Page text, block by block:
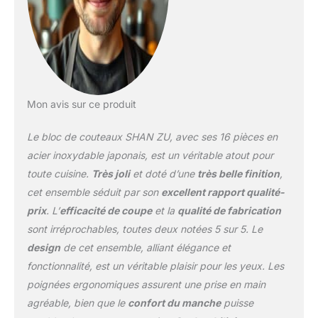
couteaux et bloc de bois
amovible. Couteau à
steak amovible : différent
du bloc de couteaux
couteaux en bois
section de bloc de
couteaux à steak
séparée, de sorte que
vous pouvez placer les 6
couteaux à steak
vous sentez à l'aise, ce
qui est une combinaison.
de praticité et
d'ornement. Affûtage
inégalé : cet ensemble de
Mon avis sur ce produit
Le bloc de couteaux SHAN ZU, avec ses 16 pièces en
acier inoxydable japonais, est un véritable atout pour
toute cuisine. Très joliet doté d’une très belle finition,
cet ensemble séduit par son excellent rapport qualité-
prix. L’efficacité de coupeet la qualité de fabrication
sont irréprochables, toutes deux notées 5 sur 5. Le
designde cet ensemble, alliant élégance et
fonctionnalité, est un véritable plaisir pour les yeux. Les
poignées ergonomiques assurent une prise en main
agréable, bien que le confort du manchepuisse